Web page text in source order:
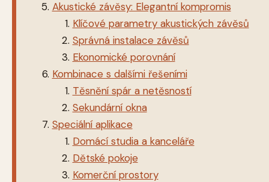
Akustické závěsy: Elegantní kompromis
Klíčové parametry akustických závěsů
Správná instalace závěsů
Ekonomické porovnání
Kombinace s dalšími řešeními
Těsnění spár a netěsností
Sekundární okna
Speciální aplikace
Domácí studia a kanceláře
Dětské pokoje
Komerční prostory